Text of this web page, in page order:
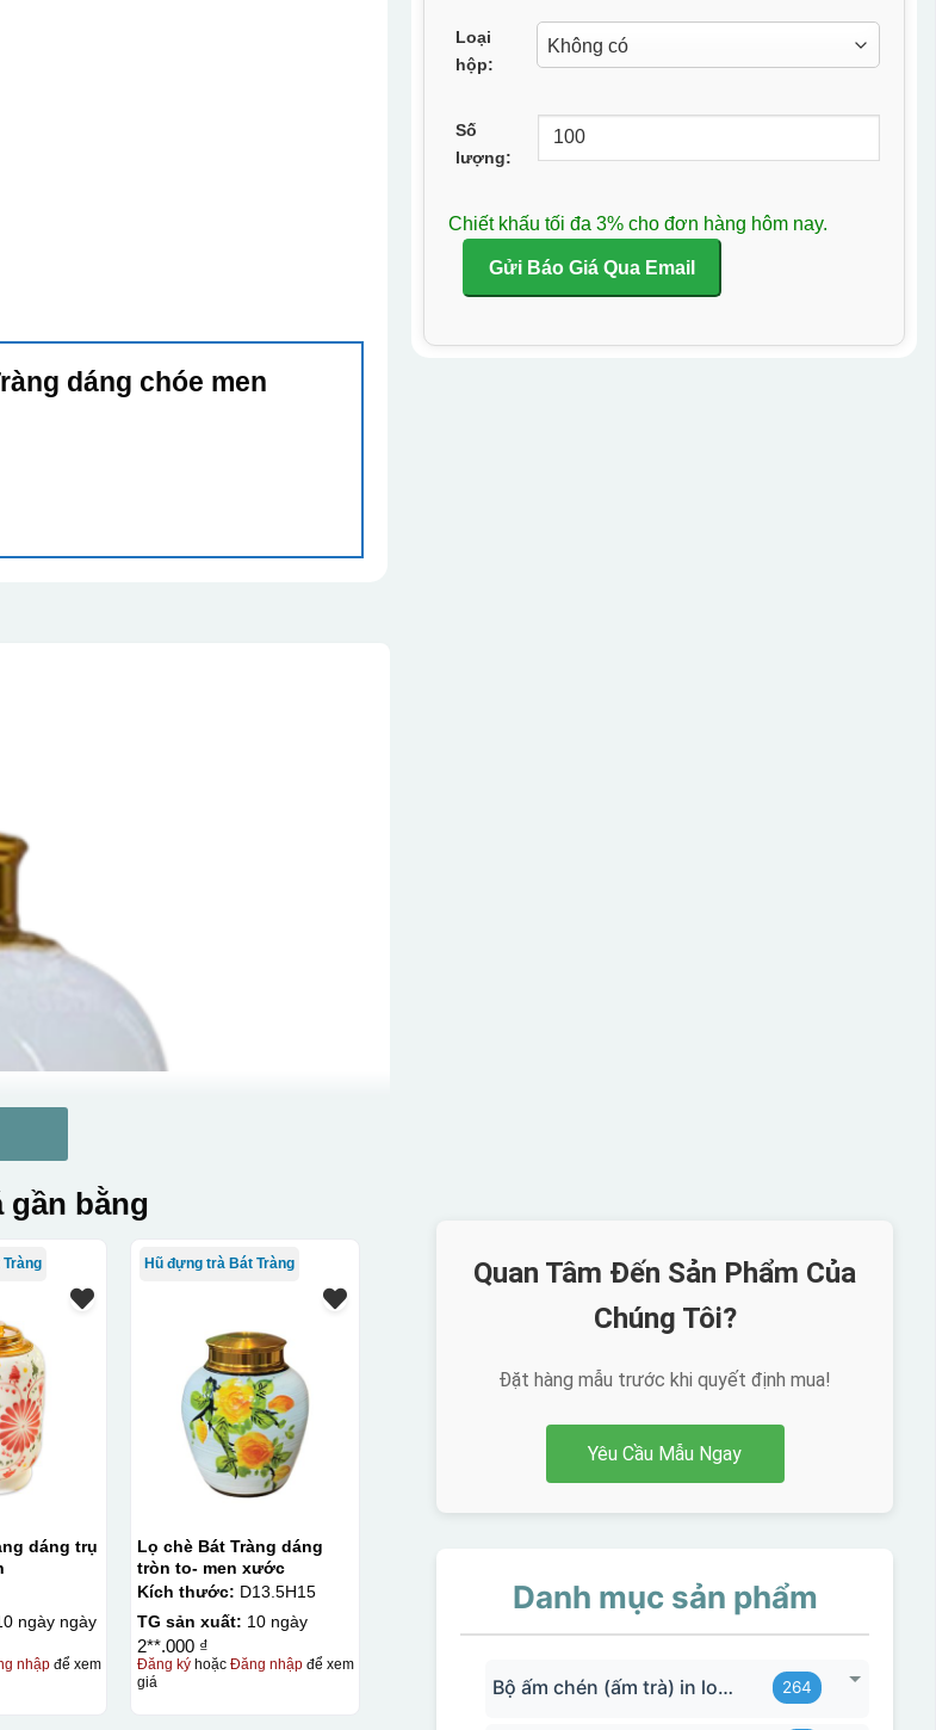
dáng chóe men
Loại
hộp:
Số
lượng:
Chiết khấu tối đa 3% cho đơn hàng hôm nay.
Gửi Báo Giá Qua Email
gần bằng
dáng trụ
ngày ngày
nhậpđể xem
Hũ đựng trà Bát Tràng
Lọ chè Bát Tràng dáng
tròn to- men xước
Kích thước: D13.5H15
TG sản xuất: 10 ngày
2**.000 ₫
Đăng ký hoặcĐăng nhập để xem
giá
Quan Tâm Đến Sản Phẩm Của
Chúng Tôi?
Đặt hàng mẫu trước khi quyết định mua!
Yêu Cầu Mẫu Ngay
Danh mục sản phẩm
Bộ ấm chén (ấm trà) in logo 264